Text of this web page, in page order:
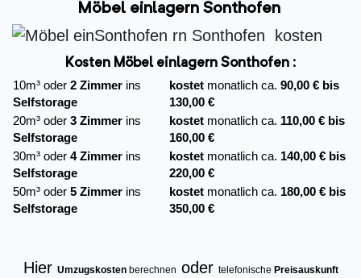
Möbel einlagern Sonthofen
Kosten Möbel einlagern Sonthofen :
10m³ oder 2 Zimmer ins
Selfstorage
kostet monatlich ca. 90,00 € bis
130,00 €
20m³ oder 3 Zimmer ins
Selfstorage
kostet monatlich ca. 110,00 € bis
160,00 €
30m³ oder 4 Zimmer ins
Selfstorage
kostet monatlich ca. 140,00 € bis
220,00 €
50m³ oder 5 Zimmer ins
Selfstorage
kostet monatlich ca. 180,00 € bis
350,00 €
Hier Umzugskostenberechnen oder telefonische Preisauskunft